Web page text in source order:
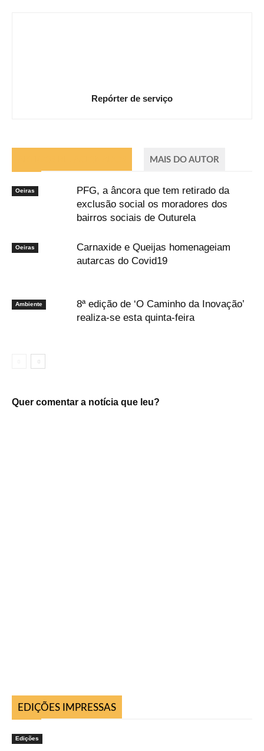
Repórter de serviço
MAIS DO AUTOR
Oeiras
PFG, a âncora que tem retirado da
exclusão social os moradores dos
bairros sociais de Outurela
Oeiras
Carnaxide e Queijas homenageiam
autarcas do Covid19
Ambiente
8ª edição de ‘O Caminho da Inovação’
realiza-se esta quinta-feira
Quer comentar a notícia que leu?
EDIÇÕES IMPRESSAS
Edições